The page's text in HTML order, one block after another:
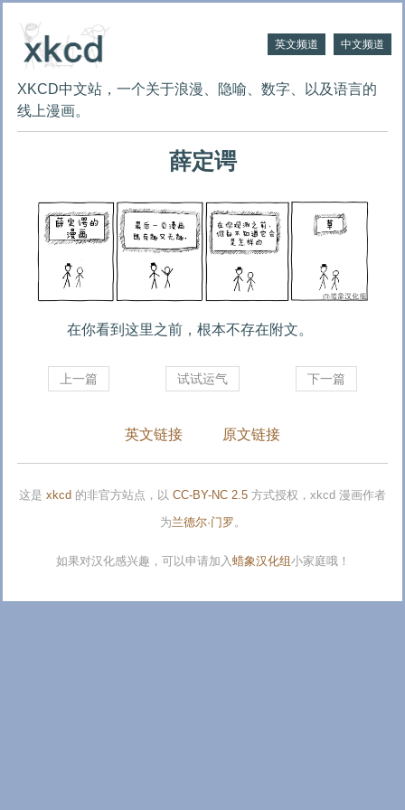
英文频道 中文频道
XKCD中文站，一个关于浪漫、隐喻、数字、以及语言的
线上漫画。
薛定谔
在你看到这里之前，根本不存在附文。
上一篇 下一篇
试试运气
英文链接 原文链接
这是 xkcd 的非官方站点，以 CC-BY-NC 2.5 方式授权，xkcd 漫画作者
为兰德尔·门罗。
如果对汉化感兴趣，可以申请加入蜡象汉化组小家庭哦！